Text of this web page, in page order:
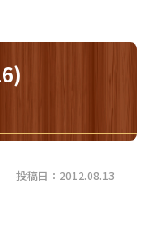
投稿日：2012.08.13